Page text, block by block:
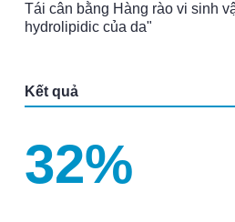
Tái cân bằng Hàng rào vi sinh
hydrolipidic của da"
Kết quả
32%